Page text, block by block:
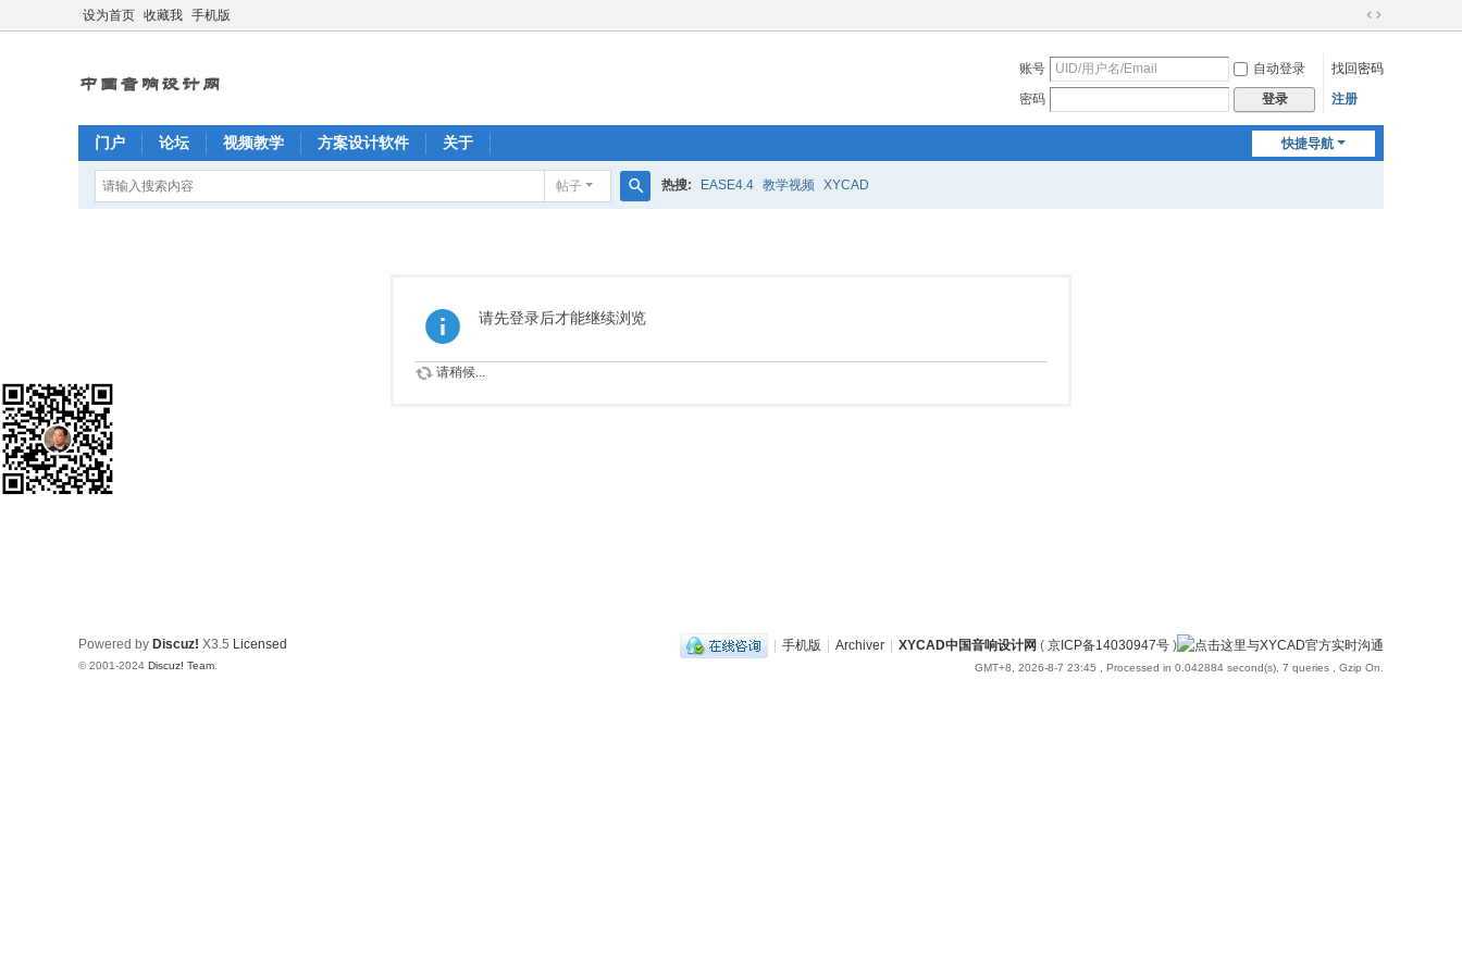
设为首页 收藏我 手机版
切
到
账号 自动登录
找回密码
密码
登录 注册
快捷导航
门户 论坛 视频教学 方案设计软件 关于
帖子 热搜: EASE4.4 教学视频 XYCAD
请先登录后才能继续浏览
请稍候...
| 手机版 | Archiver | XYCAD中国音响设计网 ( 京ICP备14030947号 )
GMT+8, 2026-8-7 23:45 , Processed in 0.042884 second(s), 7 queries , Gzip On.
Powered by Discuz! X3.5 Licensed
© 2001-2024 Discuz! Team